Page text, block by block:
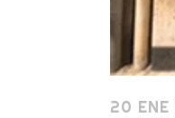
20 ENE